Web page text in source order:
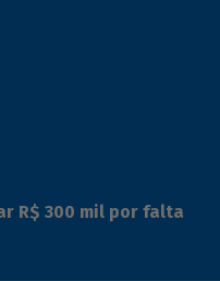
R$ 300 mil por falta